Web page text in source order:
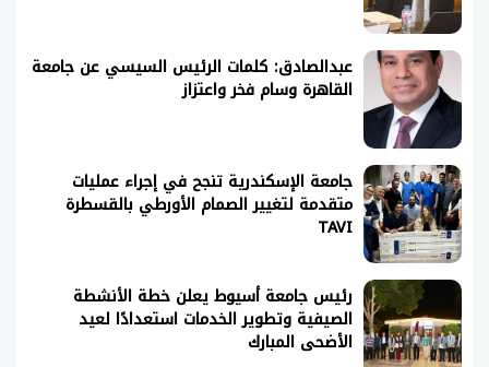
عبدالصادق: كلمات الرئيس السيسي عن جامعة
القاهرة وسام فخر واعتزاز
جامعة الإسكندرية تنجح في إجراء عمليات
متقدمة لتغيير الصمام الأورطي بالقسطرة
TAVI
رئيس جامعة أسيوط يعلن خطة الأنشطة
الصيفية وتطوير الخدمات استعدادًا لعيد
الأضحى المبارك